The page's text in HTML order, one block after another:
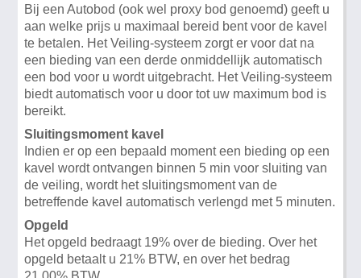
Bij een Autobod (ook wel proxy bod genoemd) geeft u
aan welke prijs u maximaal bereid bent voor de kavel
te betalen. Het Veiling-systeem zorgt er voor dat na
een bieding van een derde onmiddellijk automatisch
een bod voor u wordt uitgebracht. Het Veiling-systeem
biedt automatisch voor u door tot uw maximum bod is
bereikt.
Sluitingsmoment kavel
Indien er op een bepaald moment een bieding op een
kavel wordt ontvangen binnen 5 min voor sluiting van
de veiling, wordt het sluitingsmoment van de
betreffende kavel automatisch verlengd met 5 minuten.
Opgeld
Het opgeld bedraagt 19% over de bieding. Over het
opgeld betaalt u 21% BTW, en over het bedrag